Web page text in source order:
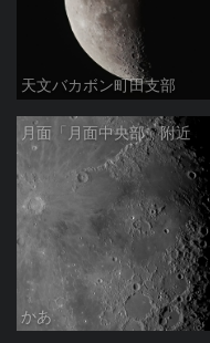
天文バカボン町田支部
月面「月面中央部」附近
かあ